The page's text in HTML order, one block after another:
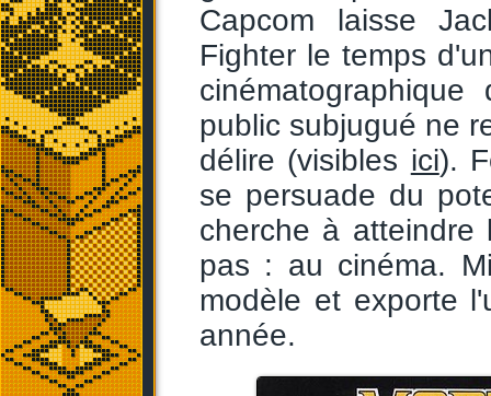
Capcom laisse
Fighter le temps
public subjugué ne
délire (visibles ici).
se persuade du
cherche à
pas : au cinéma.
modèle et exporte
année.